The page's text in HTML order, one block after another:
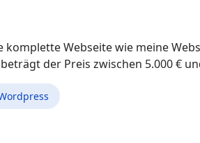
Webseite wie meine
der Preis zwischen 5.000 €